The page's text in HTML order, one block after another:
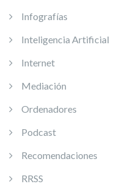
Infografías
Inteligencia Artificial
Internet
Mediación
Ordenadores
Podcast
Recomendaciones
RRSS